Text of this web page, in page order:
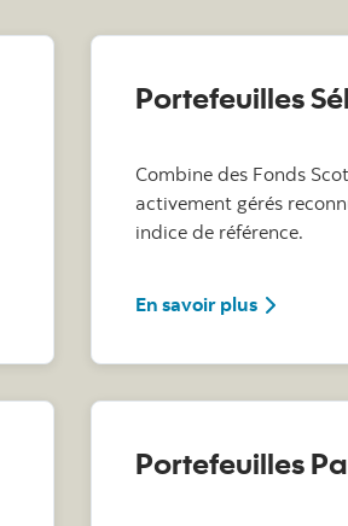
Portefeuilles
Combine des Fonds
activement gérés
indice de référence.
En savoir plussur les
Portefeuilles